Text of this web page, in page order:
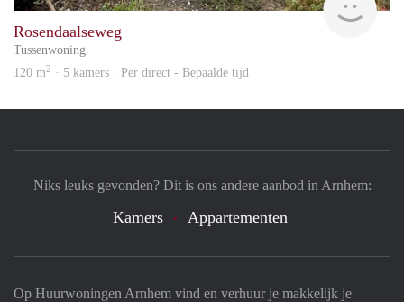
Rosendaalseweg
Tussenwoning
120 m2 · 5 kamers · Per direct - Bepaalde tijd
Op Huurwoningen Arnhem vind en verhuur je makkelijk je
Niks leuks gevonden? Dit is ons andere aanbod in Arnhem:
Kamers Appartementen